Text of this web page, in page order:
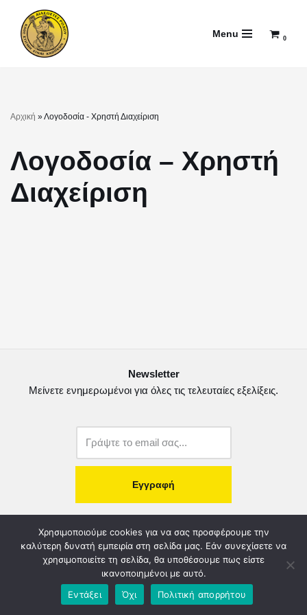
Μεταπηδήστε
Menu 0
Αρχική »Λογοδοσία - Χρηστή Διαχείριση
Λογοδοσία – Χρηστή
Διαχείριση
Newsletter
Μείνετε ενημερωμένοι για όλες τις τελευταίες εξελίξεις.
copyright@2022. Κατασκευή Ιστοσελίδας.
Λογοδοσία – Χρηστή Διαχείριση
Διοικητικό Συμβούλιο
Καταστατικό
Όροι & Πολιτικές
Πολιτική Απορρήτου
Χορηγοί
Χρησιμοποιούμε cookies για να σας προσφέρουμε την
καλύτερη δυνατή εμπειρία στη σελίδα μας. Εάν συνεχίσετε να
χρησιμοποιείτε τη σελίδα, θα υποθέσουμε πως είστε
ικανοποιημένοι με αυτό.
Εντάξει
Όχι Πολιτική απορρήτου